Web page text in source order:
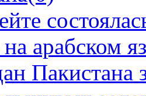
арабском
Пакистана